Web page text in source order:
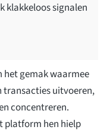
klakkeloos signalen
het gemak waarmee
transacties uitvoeren,
concentreren.
platform hen hielp